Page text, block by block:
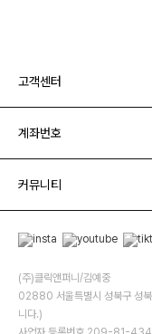
고객센터
계좌번호
커뮤니티
(주)클릭앤퍼니/김예중
02880 서울특별시 성북구 성
니다.)